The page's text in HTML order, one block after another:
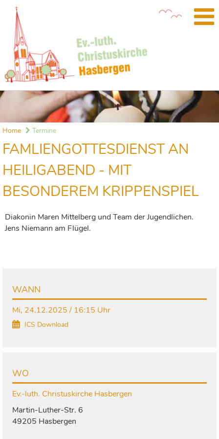
Home Termine
FAMLIENGOTTESDIENST AN
HEILIGABEND - MIT
BESONDEREM KRIPPENSPIEL
Diakonin Maren Mittelberg und Team der Jugendlichen.
Jens Niemann am Flügel.
WANN
Mi, 24.12.2025 / 16:15 Uhr
ICS Download
WO
Ev.-luth. Christuskirche Hasbergen
Martin-Luther-Str. 6
49205 Hasbergen